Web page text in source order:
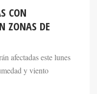
CON
ZONAS DE
afectadas este lunes
y viento